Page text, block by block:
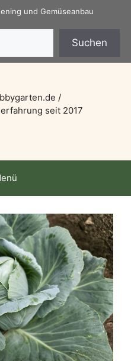
und Gemüseanbau
Suchen
/
seit 2017